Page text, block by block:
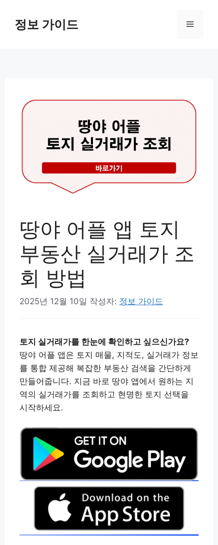
정보 가이드 메
땅야 어플 앱 토지
부동산 실거래가 조
회 방법
2025년 12월 10일 작성자: 정보 가이드
토지 실거래가를 한눈에 확인하고 싶으신가요?
땅야 어플 앱은 토지 매물, 지적도, 실거래가 정보
를 통합 제공해 복잡한 부동산 검색을 간단하게
만들어줍니다. 지금 바로 땅야 앱에서 원하는 지
역의 실거래가를 조회하고 현명한 토지 선택을
시작하세요.